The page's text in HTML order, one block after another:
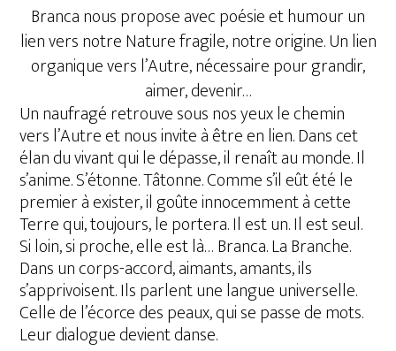
Branca nous propose avec poésie et humour un
lien vers notre Nature fragile, notre origine. Un lien
organique vers l’Autre, nécessaire pour grandir,
aimer, devenir…
Un naufragé retrouve sous nos yeux le chemin
vers l’Autre et nous invite à être en lien. Dans cet
élan du vivant qui le dépasse, il renaît au monde. Il
s’anime. S’étonne. Tâtonne. Comme s’il eût été le
premier à exister, il goûte innocemment à cette
Terre qui, toujours, le portera. Il est un. Il est seul.
Si loin, si proche, elle est là… Branca. La Branche.
Dans un corps-accord, aimants, amants, ils
s’apprivoisent. Ils parlent une langue universelle.
Celle de l’écorce des peaux, qui se passe de mots.
Leur dialogue devient danse.